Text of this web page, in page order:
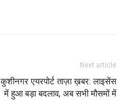
Next article
कुशीनगर एयरपोर्ट ताज़ा ख़बर: लाइसेंस
में हुआ बड़ा बदलाव, अब सभी मौसमों में